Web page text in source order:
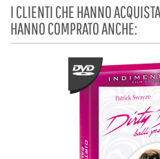
I CLIENTI CHE HANNO
HANNO COMPRATO ANCHE: